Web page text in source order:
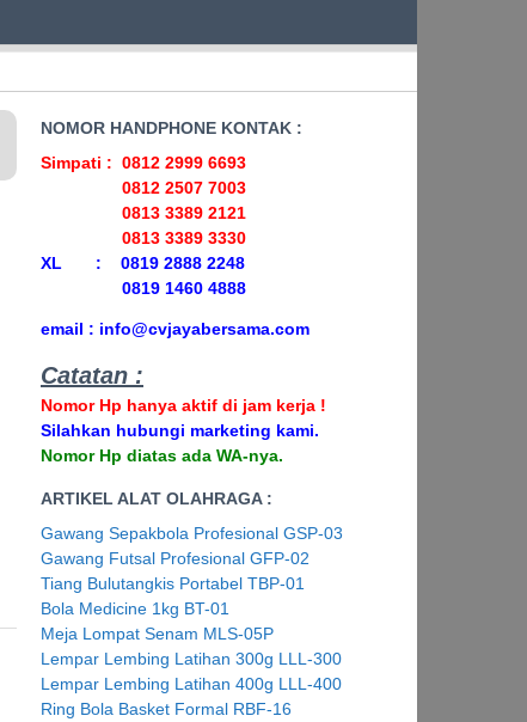
NOMOR HANDPHONE KONTAK :
Simpati : 0812 2999 6693
0812 2507 7003
0813 3389 2121
0813 3389 3330
XL : 0819 2888 2248
0819 1460 4888
email : info@cvjayabersama.com
Catatan :
Nomor Hp hanya aktif di jam kerja !
Silahkan hubungi marketing kami.
Nomor Hp diatas ada WA-nya.
ARTIKEL ALAT OLAHRAGA :
Gawang Sepakbola Profesional GSP-03
Gawang Futsal Profesional GFP-02
Tiang Bulutangkis Portabel TBP-01
Bola Medicine 1kg BT-01
Meja Lompat Senam MLS-05P
Lempar Lembing Latihan 300g LLL-300
Lempar Lembing Latihan 400g LLL-400
Ring Bola Basket Formal RBF-16